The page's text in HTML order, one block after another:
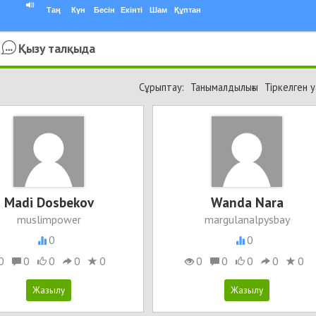
Таң Күн Бесін Екінті Шам Құптан
Қызу талқыда
Сұрыптау: Танымалдылығы Тіркелген
Madi Dosbekov
muslimpower
0
0 0 0 0
Wanda Nara
margulanalpysbay
0
0
0 0 0 0